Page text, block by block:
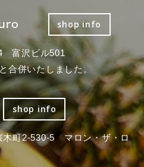
shop info
富沢ビル501
合併いたしました。
shop info
木町2-530-5 マロン・ザ・ロ